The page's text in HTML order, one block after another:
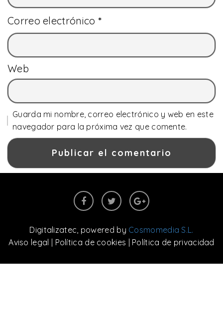
Correo electrónico *
Web
Guarda mi nombre, correo electrónico y web en este
navegador para la próxima vez que comente.
Digitalizatec , powered by Cosmomedia S.L.
Aviso legal | Política de cookies | Política de privacidad